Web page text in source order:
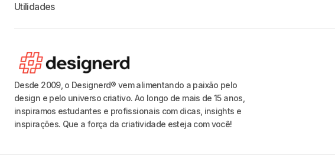
Desde 2009, o Designerd® vem alimentando a paixão pelo
design e pelo universo criativo. Ao longo de mais de 15 anos,
inspiramos estudantes e profissionais com dicas, insights e
inspirações. Que a força da criatividade esteja com você!
Utilidades